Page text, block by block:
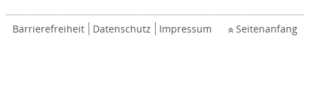
Barrierefreiheit Datenschutz Impressum Seitenanfang